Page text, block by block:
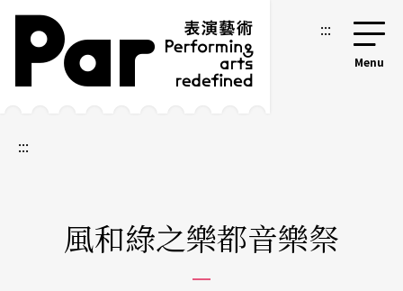
跳到主要內容區塊
網站導覽 :::
:::
風和綠之樂都音樂祭